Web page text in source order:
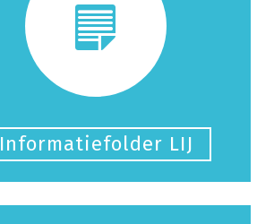
Informatiefolder LIJ